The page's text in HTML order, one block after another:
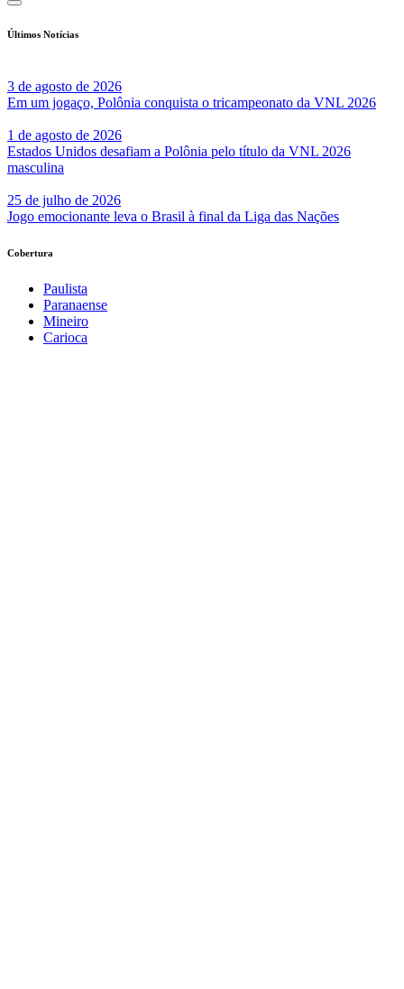
Últimos Notícias
3 de agosto de 2026
Em um jogaço, Polônia conquista o tricampeonato da VNL 2026
1 de agosto de 2026
Estados Unidos desafiam a Polônia pelo título da VNL 2026
masculina
25 de julho de 2026
Jogo emocionante leva o Brasil à final da Liga das Nações
Cobertura
Paulista
Paranaense
Mineiro
Carioca